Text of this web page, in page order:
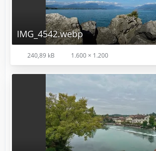
IMG_4542.webp
240,89 kB 1.600 × 1.200